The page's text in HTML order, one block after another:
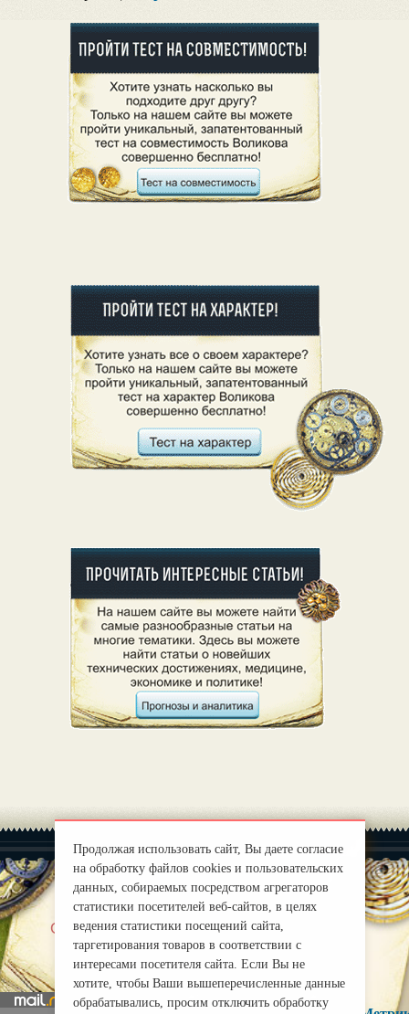
О нас |
mirprognoz@mail.ru
Продолжая использовать сайт, Вы даете согласие
на обработку файлов cookies и пользовательских
данных, собираемых посредством агрегаторов
статистики посетителей веб-сайтов, в целях
ведения статистики посещений сайта,
таргетирования товаров в соответствии с
интересами посетителя сайта. Если Вы не
хотите, чтобы Ваши вышеперечисленные данные
обрабатывались, просим отключить обработку